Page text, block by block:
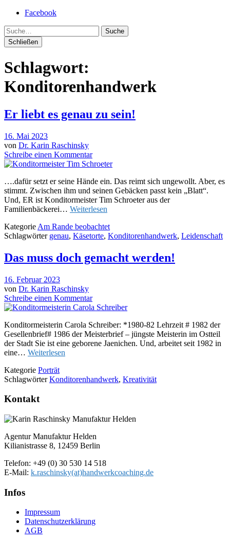
Facebook
Suche
Schließen
Schlagwort:
Konditorenhandwerk
Er liebt es genau zu sein!
16. Mai 2023
von Dr. Karin Raschinsky
Schreibe einen Kommentar
….dafür setzt er seine Hände ein. Das reimt sich ungewollt. Aber, es
stimmt. Zwischen ihm und seinen Gebäcken passt kein „Blatt“.
Und, ER ist Konditormeister Tim Schroeter aus der
Familienbäckerei… Weiterlesen
Kategorie Am Rande beobachtet
Schlagwörter genau, Käsetorte, Konditorenhandwerk, Leidenschaft
Das muss doch gemacht werden!
16. Februar 2023
von Dr. Karin Raschinsky
Schreibe einen Kommentar
Konditormeisterin Carola Schreiber: *1980-82 Lehrzeit # 1982 der
Gesellenbrief# 1986 der Meisterbrief – jüngste Meisterin im Ostteil
der Stadt Sie ist eine geborene Jaenichen. Und, arbeitet seit 1982 in
eine… Weiterlesen
Kategorie Porträt
SchlagwörterKonditorenhandwerk, Kreativität
Kontakt
Agentur Manufaktur Helden
Kilianistrasse 8, 12459 Berlin
Telefon: +49 (0) 30 530 14 518
E-Mail: k.raschinsky(at)handwerkcoaching.de
Infos
Impressum
Datenschutz­erklärung
AGB